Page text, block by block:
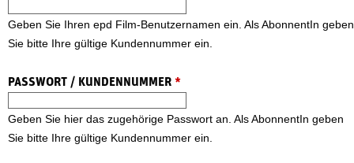
Geben Sie Ihren epd Film-Benutzernamen ein. Als AbonnentIn geben
Sie bitte Ihre gültige Kundennummer ein.
PASSWORT / KUNDENNUMMER *
Geben Sie hier das zugehörige Passwort an. Als AbonnentIn geben
Sie bitte Ihre gültige Kundennummer ein.